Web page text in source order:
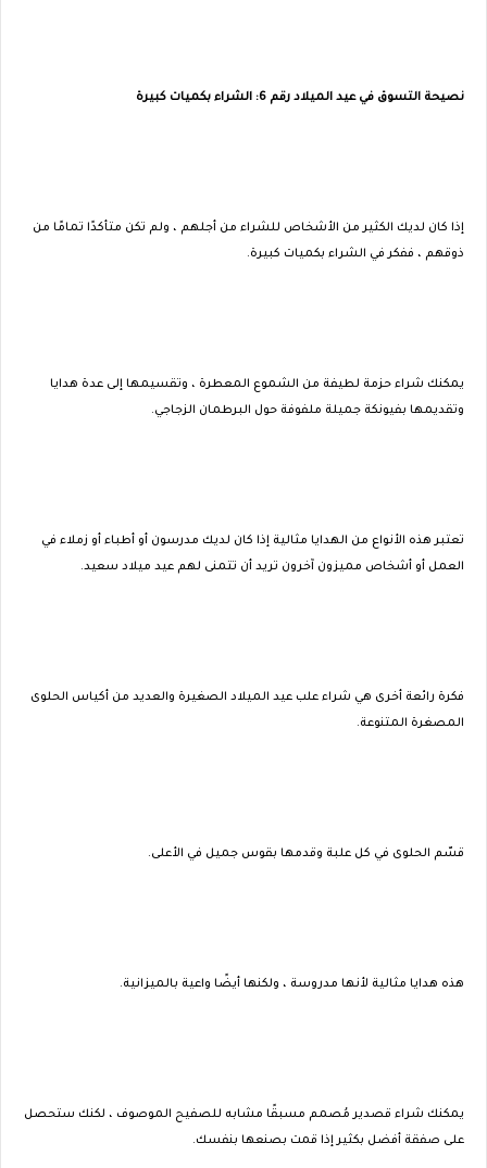
نصيحة التسوق في عيد الميلاد رقم 6: الشراء بكميات كبيرة
إذا كان لديك الكثير من الأشخاص للشراء من أجلهم ، ولم تكن متأكدًا تمامًا من
ذوقهم ، ففكر في الشراء بكميات كبيرة.
يمكنك شراء حزمة لطيفة من الشموع المعطرة ، وتقسيمها إلى عدة هدايا
وتقديمها بفيونكة جميلة ملفوفة حول البرطمان الزجاجي.
تعتبر هذه الأنواع من الهدايا مثالية إذا كان لديك مدرسون أو أطباء أو زملاء في
العمل أو أشخاص مميزون آخرون تريد أن تتمنى لهم عيد ميلاد سعيد.
فكرة رائعة أخرى هي شراء علب عيد الميلاد الصغيرة والعديد من أكياس الحلوى
المصغرة المتنوعة.
قسّم الحلوى في كل علبة وقدمها بقوس جميل في الأعلى.
هذه هدايا مثالية لأنها مدروسة ، ولكنها أيضًا واعية بالميزانية.
يمكنك شراء قصدير مُصمم مسبقًا مشابه للصفيح الموصوف ، لكنك ستحصل
على صفقة أفضل بكثير إذا قمت بصنعها بنفسك.